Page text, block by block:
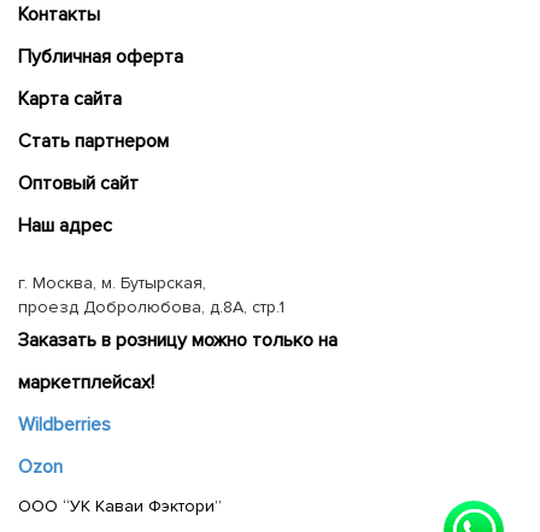
Контакты
Публичная оферта
Карта сайта
Cтать партнером
Оптовый сайт
Наш адрес
г. Москва, м. Бутырская,
проезд Добролюбова, д.8А, стр.1
Заказать в розницу можно только на
маркетплейсах!
Wildberries
Ozon
ООО “УК Каваи Фэктори”